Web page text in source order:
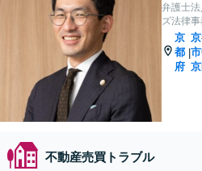
弁護士
ズ法律
京
都
府
|
不動産売買トラブル